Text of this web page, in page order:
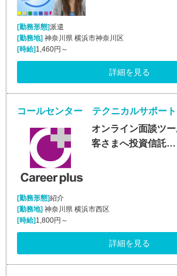
[勤務形態]派遣
[勤務地] 神奈川県 横浜市神奈川区
[時給] 1,460円～
詳細を見る
コールセンター テクニカルサポー
オンライン面談ツ
客さまへ投資信託…
[勤務形態]紹介
[勤務地] 神奈川県 横浜市西区
[時給] 1,800円～
詳細を見る